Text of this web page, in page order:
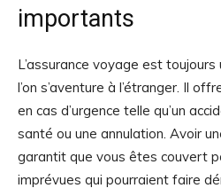
importants
L’assurance voyage est
l’on s’aventure à l’étranger. Il
en cas d’urgence telle qu’un
santé ou une annulation. Avoir
garantit que vous êtes couvert
imprévues qui pourraient faire